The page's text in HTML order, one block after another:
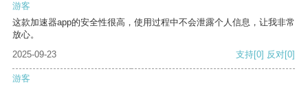
游客
这款加速器app的安全性很高，使用过程中不会泄露个人信息，让我非常
放心。
2025-09-23
支持[0] 反对[0]
游客